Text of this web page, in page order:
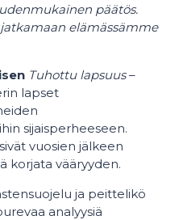
päätös.
elämässämme
Tuhottu lapsuus–
lapset
sijaisperheeseen.
vuosien jälkeen
korjata vääryyden.
ja peittelikö
analyysiä